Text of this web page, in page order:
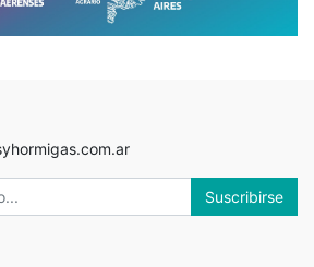
Suscribirse